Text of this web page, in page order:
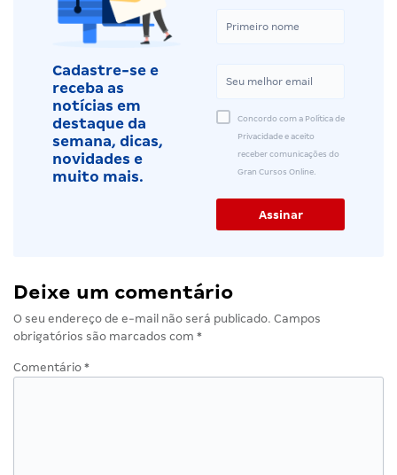
Cadastre-se e
receba as
notícias em
destaque da
semana, dicas,
novidades e
muito mais.
Concordo com a Política de
Privacidade e aceito
receber comunicações do
Gran Cursos Online.
Deixe um comentário
O seu endereço de e-mail não será publicado. Campos
obrigatórios são marcados com *
Comentário *